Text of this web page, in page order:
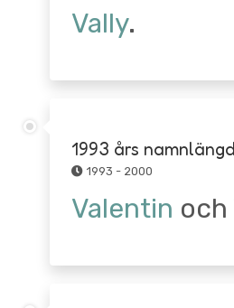
Vally.
1993 års namnlängd
1993 - 2000
Valentin och